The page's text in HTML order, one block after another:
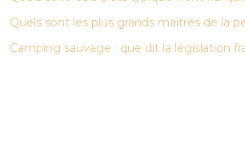
Quels sont les plus grands maîtres de la
Camping sauvage : que dit la législation